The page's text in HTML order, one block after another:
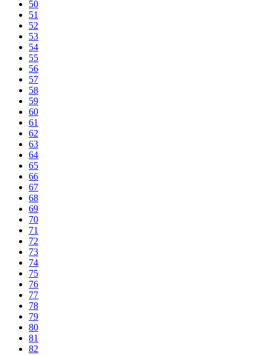
50
51
52
53
54
55
56
57
58
59
60
61
62
63
64
65
66
67
68
69
70
71
72
73
74
75
76
77
78
79
80
81
82